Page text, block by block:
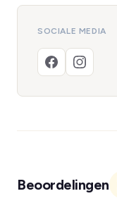
SOCIALE MEDIA
Beoordelingen